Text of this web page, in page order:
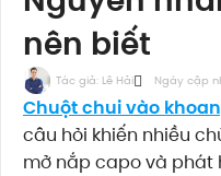
nên biết
Tác giả: Lê Hải Ngày cập
Chuột chui vào
câu hỏi khiến nhiều
mở nắp capo và phát